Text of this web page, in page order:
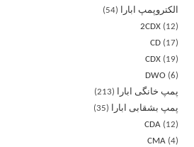
الکتروپمپ ابارا
54
2CDX
12
CD
17
CDX
19
DWO
6
پمپ خانگی ابارا
213
پمپ بشقابی ابارا
35
CDA
12
CMA 4